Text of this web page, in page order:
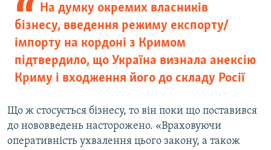
На думку окремих власників
бізнесу, введення режиму експорту/
імпорту на кордоні з Кримом
підтвердило, що Україна визнала анексію
Криму і входження його до складу Росії
Що ж стосується бізнесу, то він поки що поставився
до нововведень насторожено. «Враховуючи
оперативність ухвалення цього закону, а також